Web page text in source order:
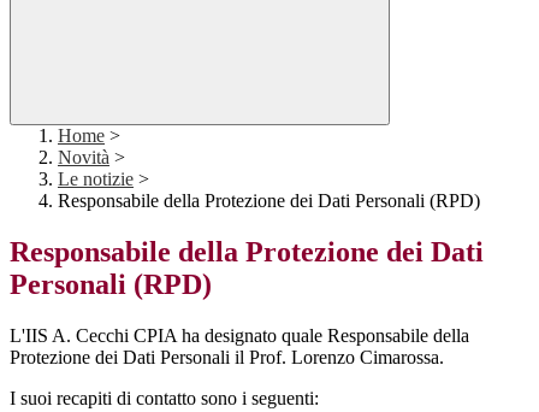
Home >
Novità >
Le notizie >
Responsabile della Protezione dei Dati Personali (RPD)
Responsabile della Protezione dei Dati
Personali (RPD)
L'IIS A. Cecchi CPIA ha designato quale Responsabile della
Protezione dei Dati Personali il Prof. Lorenzo Cimarossa.
I suoi recapiti di contatto sono i seguenti: